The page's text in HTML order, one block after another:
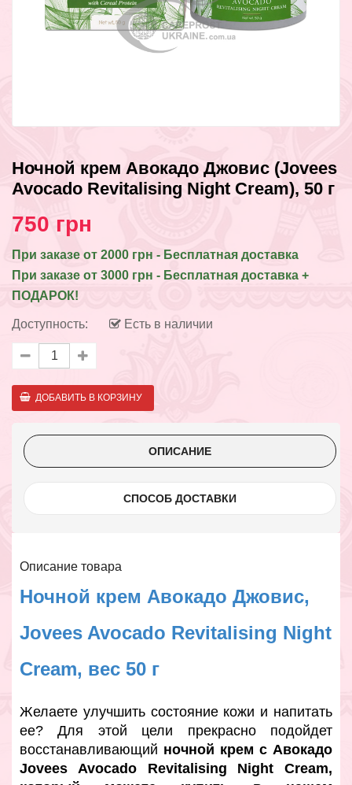
Ночной крем Авокадо Джовис (Jovees
Avocado Revitalising Night Cream), 50 г
750 грн
При заказе от 2000 грн - Бесплатная доставка
При заказе от 3000 грн - Бесплатная доставка +
ПОДАРОК!
Доступность: Есть в наличии
ОПИСАНИЕ
СПОСОБ ДОСТАВКИ
Описание товара
Ночной крем Авокадо Джовис,
Jovees Avocado Revitalising Night
Cream, вес 50 г
Желаете улучшить состояние кожи и напитать
ее? Для этой цели прекрасно подойдет
восстанавливающий ночной крем с Авокадо
Jovees Avocado Revitalising Night Cream,